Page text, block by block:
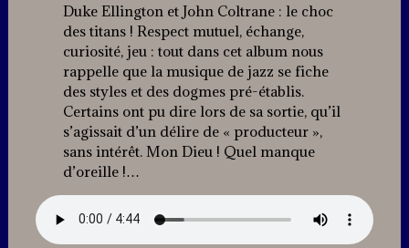
Duke Ellington et John Coltrane : le choc
des titans ! Respect mutuel, échange,
curiosité, jeu : tout dans cet album nous
rappelle que la musique de jazz se fiche
des styles et des dogmes pré-établis.
Certains ont pu dire lors de sa sortie, qu’il
s’agissait d’un délire de « producteur »,
sans intérêt. Mon Dieu ! Quel manque
d’oreille !…